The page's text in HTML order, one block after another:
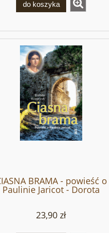
do koszyka
BRAMA - powieść o
Paulinie Jaricot - Dorota
Krawczyk
23,90 zł